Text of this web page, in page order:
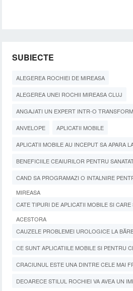
SUBIECTE
ALEGEREA ROCHIEI DE MIREASA
ALEGEREA UNEI ROCHII MIREASA CLUJ
ANGAJATI UN EXPERT INTR-O
ANVELOPE APLICATII MOBILE
APLICATII MOBILE AU INCEPUT SA APARA
BENEFICIILE CEAIURILOR PENTRU
CAND SA PROGRAMAZI O INTALNIRE
MIREASA
CATE TIPURI DE APLICATII MOBILE SI
ACESTORA
CAUZELE PROBLEMEI UROLOGICE LA
CE SUNT APLICATIILE MOBILE SI PENTRU
CRACIUNUL ESTE UNA DINTRE CELE MAI
DEOARECE STILUL ROCHIEI VA AVEA UN